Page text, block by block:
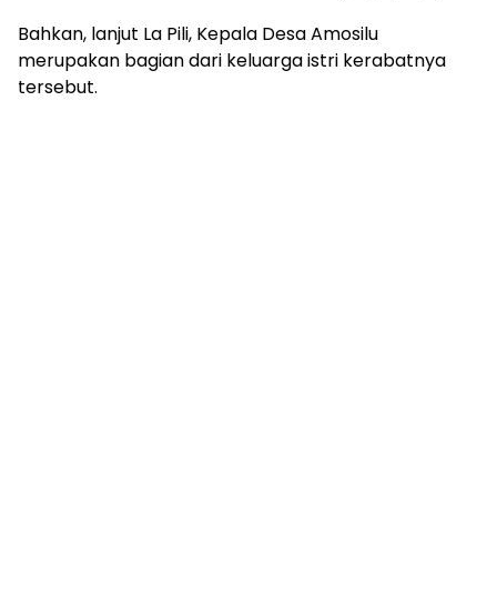
Bahkan, lanjut La Pili, Kepala Desa Amosilu
merupakan bagian dari keluarga istri kerabatnya
tersebut.